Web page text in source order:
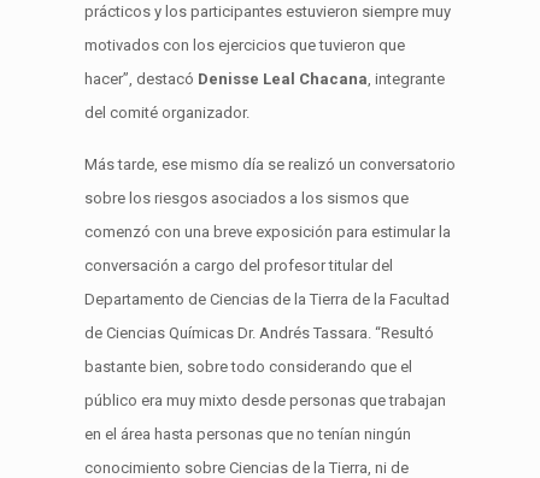
prácticos y los participantes estuvieron siempre muy
motivados con los ejercicios que tuvieron que
hacer”, destacó Denisse Leal Chacana , integrante
del comité organizador.
Más tarde, ese mismo día se realizó un conversatorio
sobre los riesgos asociados a los sismos que
comenzó con una breve exposición para estimular la
conversación a cargo del profesor titular del
Departamento de Ciencias de la Tierra de la Facultad
de Ciencias Químicas Dr. Andrés Tassara. “Resultó
bastante bien, sobre todo considerando que el
público era muy mixto desde personas que trabajan
en el área hasta personas que no tenían ningún
conocimiento sobre Ciencias de la Tierra, ni de